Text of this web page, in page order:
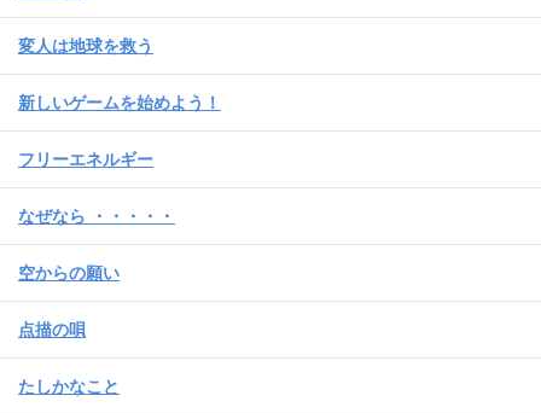
変人は地球を救う
新しいゲームを始めよう！
フリーエネルギー
なぜなら ・・・・・
空からの願い
点描の唄
たしかなこと